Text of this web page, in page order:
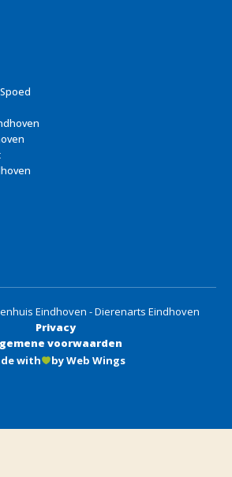
Eindhoven - Dierenarts Eindhoven
Privacy
voorwaarden
with
by Web Wings